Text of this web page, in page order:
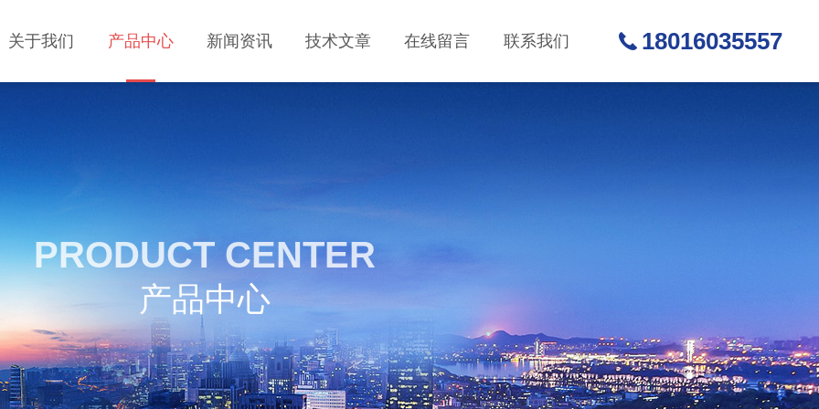
关于我们 产品中心 新闻资讯 技术文章 在线留言 联系我们 18016035557
PRODUCT CENTER
产品中心